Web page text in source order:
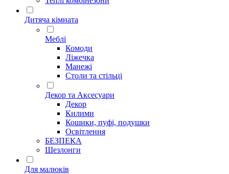
Дитяча кімната
Меблі
Комоди
Ліжечка
Манежі
Столи та стільці
Декор та Аксесуари
Декор
Килими
Кошики, пуфі, подушки
Освітлення
БЕЗПЕКА
Шезлонги
Для малюків